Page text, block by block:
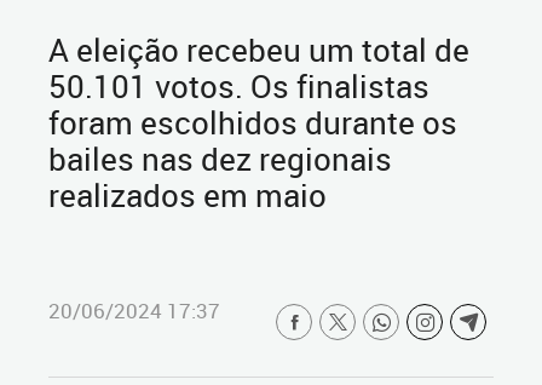
A eleição recebeu um total de
50.101 votos. Os finalistas
foram escolhidos durante os
bailes nas dez regionais
realizados em maio
20/06/2024 17:37